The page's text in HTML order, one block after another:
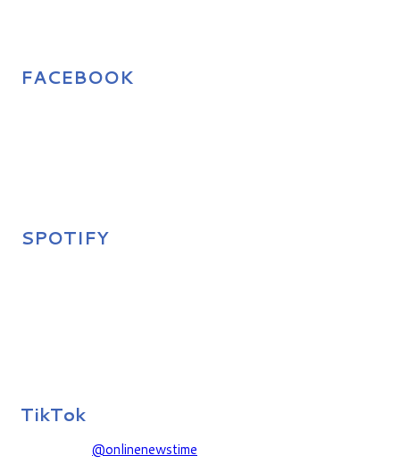
FACEBOOK
SPOTIFY
TikTok
@onlinenewstime